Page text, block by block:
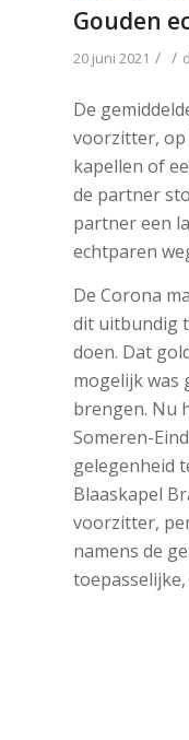
Gouden
20 juni 2021 / /
De
voorzitter, op
kapellen of
de partner
partner een
echtparen
De Corona
dit uitbundig
doen. Dat
mogelijk was
brengen. Nu
Someren-
gelegenheid
Blaaskapel
voorzitter,
namens de